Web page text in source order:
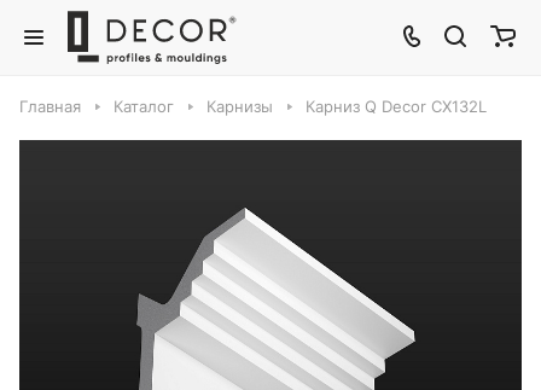
Главная Каталог Карнизы Карниз Q Decor CX132L